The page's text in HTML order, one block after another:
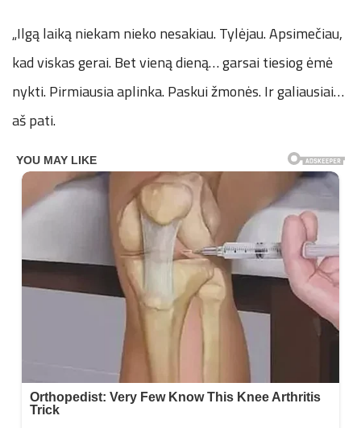
„Ilgą laiką niekam nieko nesakiau. Tylėjau. Apsimečiau,
kad viskas gerai. Bet vieną dieną… garsai tiesiog ėmė
nykti. Pirmiausia aplinka. Paskui žmonės. Ir galiausiai…
aš pati.